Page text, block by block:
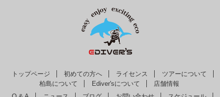
トップページ 初めての方へ ライセンス
ツアーについて
柏島について
Ediver'sについて
店舗情報